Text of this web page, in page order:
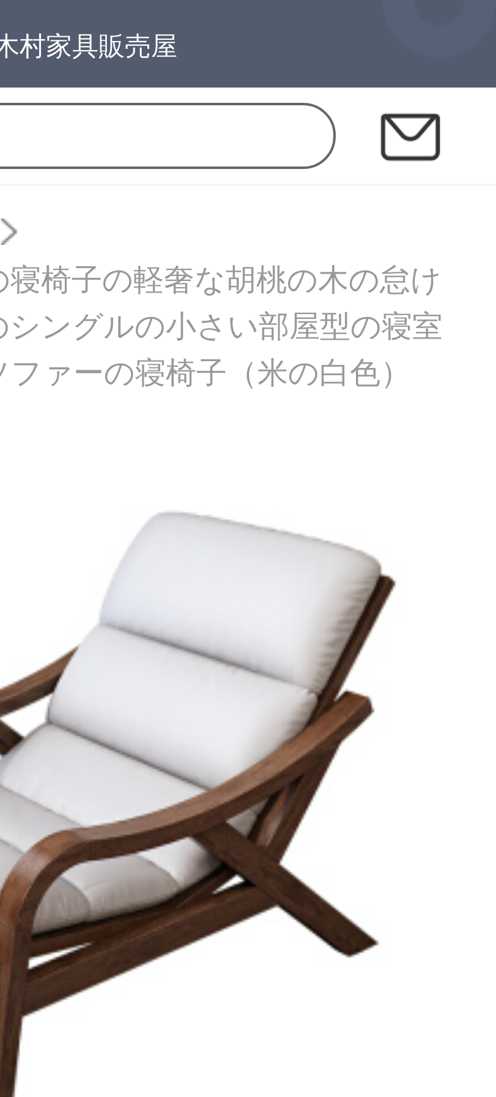
村家具販売屋
椅子の軽奢な胡桃の木の怠け
ングルの小さい部屋型の寝室
ァーの寝椅子（米の白色）